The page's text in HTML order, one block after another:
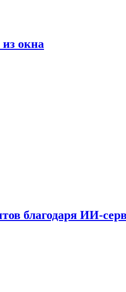
окна
благодаря ИИ-